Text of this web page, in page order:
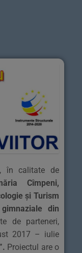
, în calitate de
Cîmpeni,
și Turism
din
de parteneri,
2017 – iulie
. Proiectul are o